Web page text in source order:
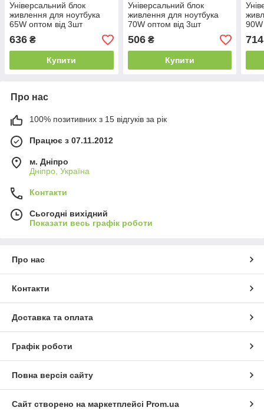
Універсальний блок
живлення для ноутбука
65W оптом від 3шт
636 ₴
Купити
Універсальний блок
живлення для ноутбука
70W оптом від 3шт
506₴
Купити
714
Про нас
100% позитивних з 15 відгуків за рік
Працює з 07.11.2012
м. Дніпро
Дніпро, Україна
Контакти
Сьогодні вихідний
Показати весь графік роботи
Про нас
Контакти
Доставка та оплата
Графік роботи
Повна версія сайту
Сайт створено на маркетплейсі Prom.ua